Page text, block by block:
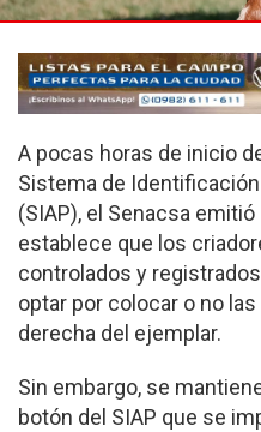
A pocas horas de inicio
Sistema de
(SIAP), el Senacsa
establece que los
controlados y
optar por colocar o no
derecha del ejemplar.
Sin embargo, se
botón del SIAP que se